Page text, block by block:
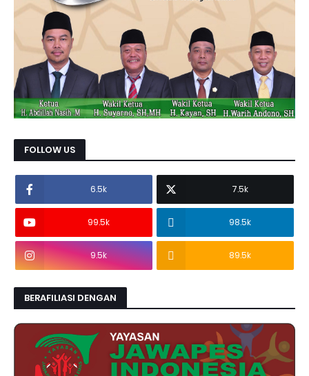
FOLLOW US
6.5k 7.5k
99.5k 98.5k
9.5k 89.5k
BERAFILIASI DENGAN